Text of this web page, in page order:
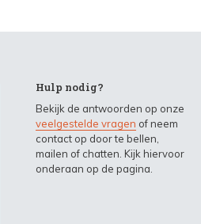
Hulp nodig?
Bekijk de antwoorden op onze
veelgestelde vragen of neem
contact op door te bellen,
mailen of chatten. Kijk hiervoor
onderaan op de pagina.